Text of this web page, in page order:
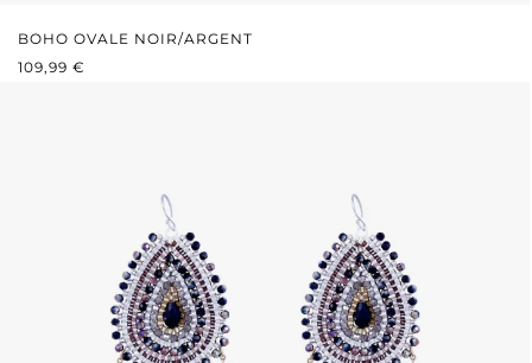
BOHO OVALE NOIR/ARGENT
PRIX RÉGULIER :
109,99 €